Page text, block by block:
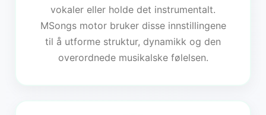
vokaler eller holde det instrumentalt.
MSongs motor bruker disse innstillingene
til å utforme struktur, dynamikk og den
overordnede musikalske følelsen.